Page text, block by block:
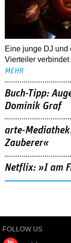
Eine junge DJ und
Vierteiler
MEHR
Buch-Tipp:
Dominik Graf
arte-
Zauberer«
Netflix: »I am
FOLLOW US